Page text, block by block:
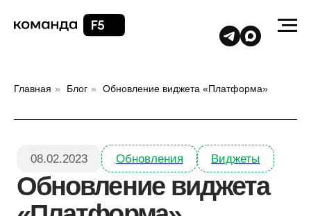
Главная » Блог » Обновление виджета «Платформа»
Обновление виджета
«Платформа»
На Платформу от Команды F5